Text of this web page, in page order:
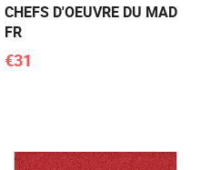
CHEFS D'OEUVRE DU MAD
FR
€31